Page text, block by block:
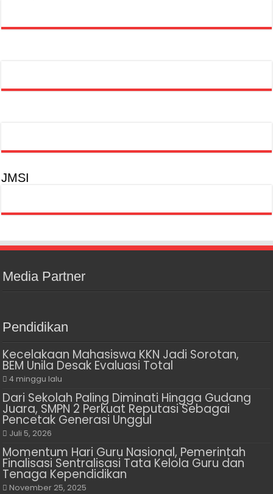
JMSI
Media Partner
Pendidikan
Kecelakaan Mahasiswa KKN Jadi Sorotan,
BEM Unila Desak Evaluasi Total
4 minggu lalu
Dari Sekolah Paling Diminati Hingga Gudang
Juara, SMPN 2 Perkuat Reputasi Sebagai
Pencetak Generasi Unggul
Juli 5, 2026
Momentum Hari Guru Nasional, Pemerintah
Finalisasi Sentralisasi Tata Kelola Guru dan
Tenaga Kependidikan
November 25, 2025